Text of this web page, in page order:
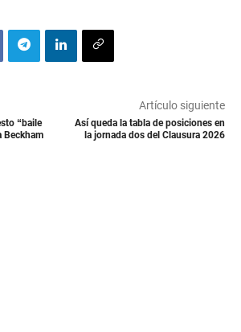
“baile
Beckham
Artículo siguiente
Así queda la tabla de posiciones en
la jornada dos del Clausura 2026